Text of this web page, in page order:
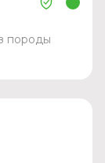
породы